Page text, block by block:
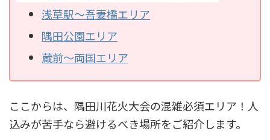
浅草駅～吾妻橋エリア
隅田公園エリア
蔵前～両国エリア
ここからは、隅田川花火大会の混雑必須エリア！人
込みが苦手なら避けるべき場所をご紹介します。